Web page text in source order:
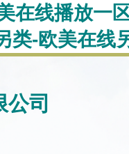
在线播放一
类-欧美在线
司